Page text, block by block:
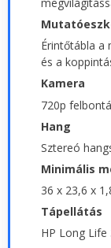
Érintőtábla a
és a
Kamera
720p
Hang
Sztereó
Minimális
36 x 23,6 x
Tápellátás
HP Long Life